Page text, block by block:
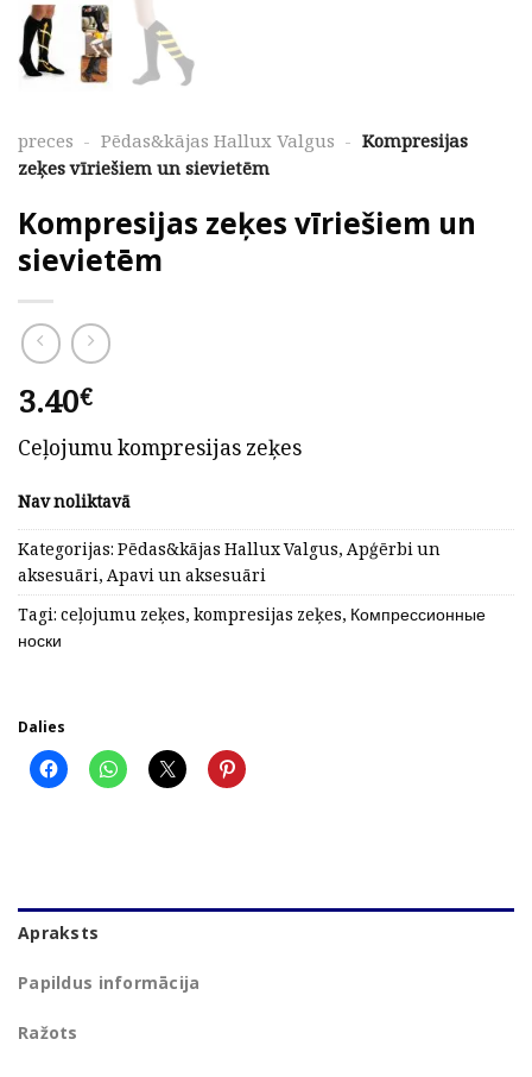
preces - Pēdas&kājas Hallux Valgus - Kompresijas
zeķes vīriešiem un sievietēm
Kompresijas zeķes vīriešiem un
sievietēm
3.40€
Ceļojumu kompresijas zeķes
Nav noliktavā
Kategorijas:Pēdas&kājas Hallux Valgus,Apģērbi un
aksesuāri,Apavi un aksesuāri
Tagi:ceļojumu zeķes,kompresijas zeķes, Компрессионные
носки
Dalies
Apraksts
Papildus informācija
Ražots